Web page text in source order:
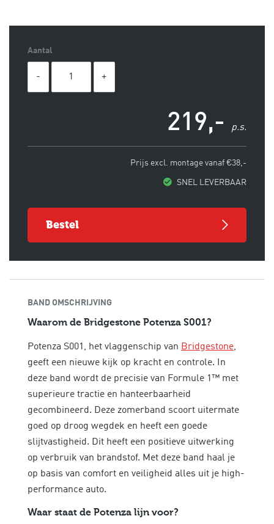
Aantal
219,- p.s.
Prijs excl. montage vanaf €38,-
SNEL LEVERBAAR
bestel
BAND OMSCHRIJVING
Waarom de Bridgestone Potenza S001?
Potenza S001, het vlaggenschip van Bridgestone,
geeft een nieuwe kijk op kracht en controle. In
deze band wordt de precisie van Formule 1™ met
superieure tractie en hanteerbaarheid
gecombineerd. Deze zomerband scoort uitermate
goed op droog wegdek en heeft een goede
slijtvastigheid. Dit heeft een positieve uitwerking
op verbruik van brandstof. Met deze band haal je
op basis van comfort en veiligheid alles uit je high-
performance auto.
Waar staat de Potenza lijn voor?